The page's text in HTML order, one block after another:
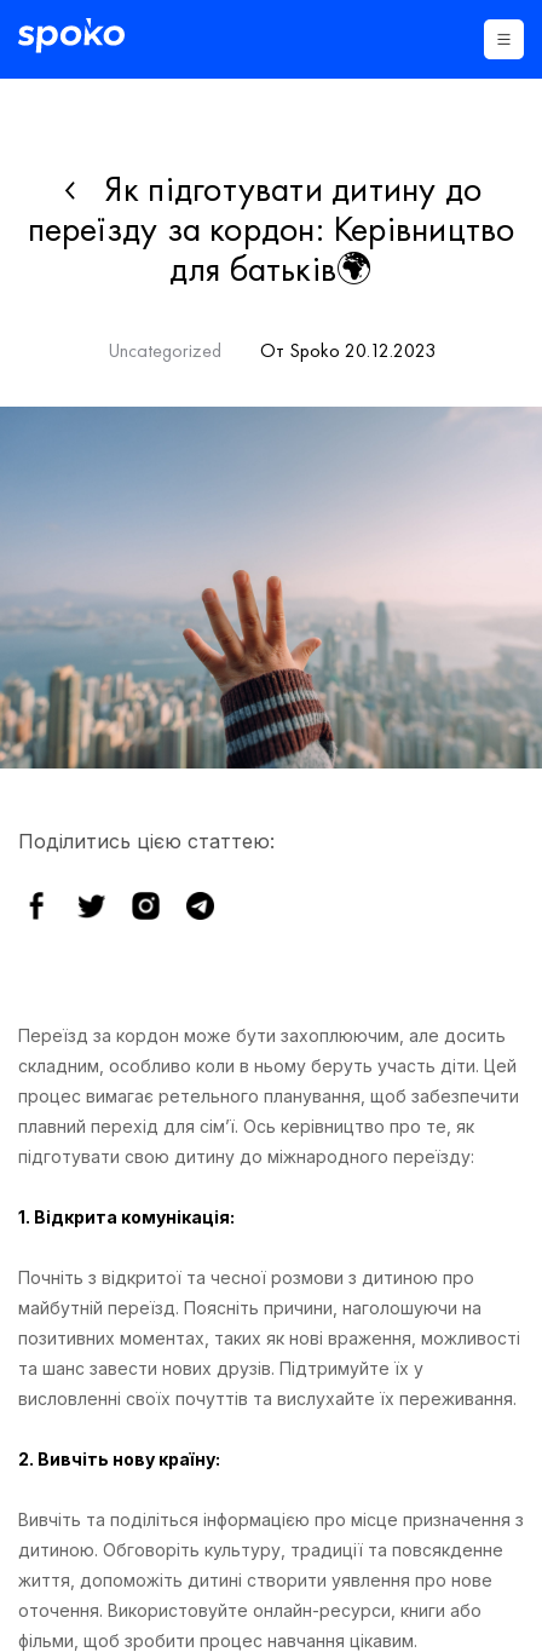
Як підготувати дитину до
переїзду за кордон: Керівництво
для батьків🌍
Uncategorized От Spoko 20.12.2023
Переїзд за кордон може бути захоплюючим, але досить
складним, особливо коли в ньому беруть участь діти. Цей
процес вимагає ретельного планування, щоб забезпечити
плавний перехід для сім’ї. Ось керівництво про те, як
підготувати свою дитину до міжнародного переїзду:
1. Відкрита комунікація:
Почніть з відкритої та чесної розмови з дитиною про
майбутній переїзд. Поясніть причини, наголошуючи на
позитивних моментах, таких як нові враження, можливості
та шанс завести нових друзів. Підтримуйте їх у
висловленні своїх почуттів та вислухайте їх переживання.
2. Вивчіть нову країну:
Вивчіть та поділіться інформацією про місце призначення з
дитиною. Обговоріть культуру, традиції та повсякденне
життя, допоможіть дитині створити уявлення про нове
оточення. Використовуйте онлайн-ресурси, книги або
фільми, щоб зробити процес навчання цікавим.
Поділитись цією статтею: